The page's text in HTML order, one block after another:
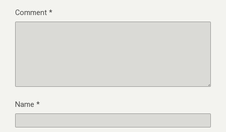
Comment*
Name *